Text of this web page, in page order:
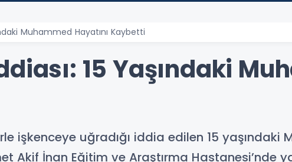
Muhammed Hayatını Kaybetti
15 Yaşındaki
işkenceye uğradığı iddia edilen 15 yaşındaki
Akif İnan Eğitim ve Araştırma Hastanesi’nde